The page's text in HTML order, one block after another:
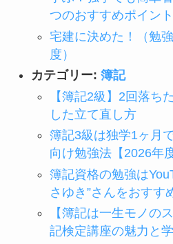
つのおすすめポイント
宅建に決めた！（勉
度）
カテゴリー: 簿記
【簿記2級】2回落ち
した立て直し方
簿記3級は独学1ヶ月
向け勉強法【2026年
簿記資格の勉強は
さゆき”さんをおすす
【簿記は一生モノの
記検定講座の魅力と